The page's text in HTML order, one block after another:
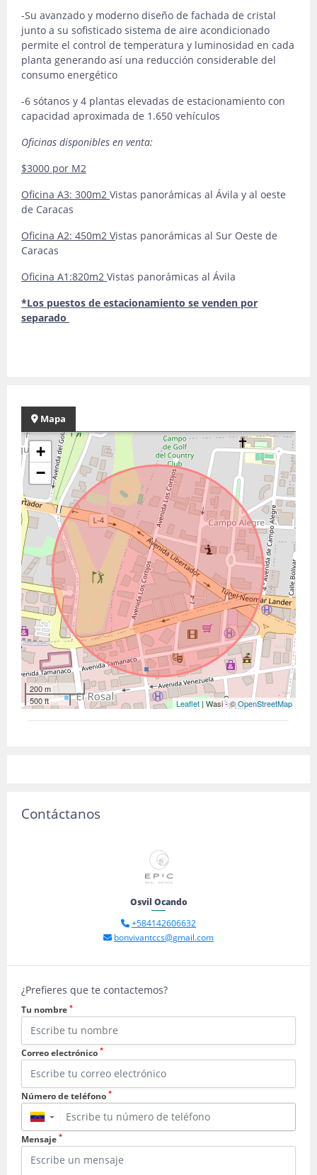
-Su avanzado y moderno diseño de fachada de cristal
junto a su sofisticado sistema de aire acondicionado
permite el control de temperatura y luminosidad en cada
planta generando así una reducción considerable del
consumo energético
-6 sótanos y 4 plantas elevadas de estacionamiento con
capacidad aproximada de 1.650 vehículos
Oficinas disponibles en venta:
$3000 por M2
Oficina A3: 300m2 Vistas panorámicas al Ávila y al oeste
de Caracas
Oficina A2: 450m2 Vistas panorámicas al Sur Oeste de
Caracas
Oficina A1:820m2 Vistas panorámicas al Ávila
*Los puestos de estacionamiento se venden por
separado
Mapa
+
−
200 m
500 ft
Leaflet | Wasi - ©OpenStreetMap
Contáctanos
Osvil Ocando
+584142606632
bonvivantccs@gmail.com
¿Prefieres que te contactemos?
Tu nombre *
Correo electrónico *
Número de teléfono *
▼
Mensaje *